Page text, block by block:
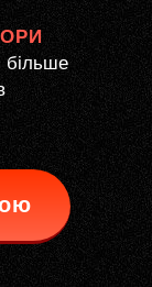
більше